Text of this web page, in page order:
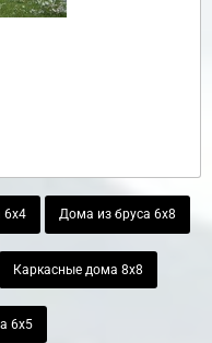
6х4 Дома из бруса 6х8
Каркасные дома 8х8
6х5